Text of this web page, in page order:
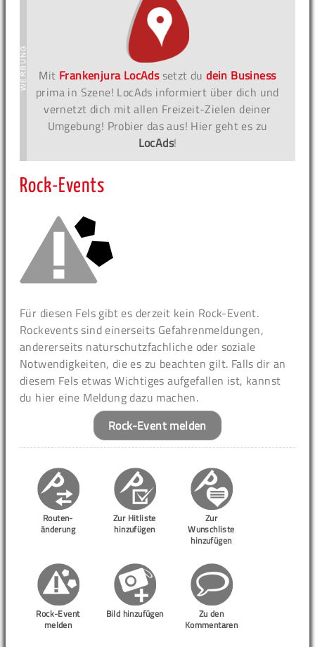
Mit Frankenjura LocAdssetzt dudein Business
prima in Szene! LocAds informiert über dich und
vernetzt dich mit allen Freizeit-Zielen deiner
Umgebung! Probier das aus! Hier geht es zu
LocAds!
Rock-Events
Für diesen Fels gibt es derzeit kein Rock-Event.
Rockevents sind einerseits Gefahrenmeldungen,
andererseits naturschutzfachliche oder soziale
Notwendigkeiten, die es zu beachten gilt. Falls dir an
diesem Fels etwas Wichtiges aufgefallen ist, kannst
du hier eine Meldung dazu machen.
Rock-Event melden
Routen-
änderung
Zur Hitliste
hinzufügen
Zur
Wunschliste
hinzufügen
Rock-Event
melden
Bild hinzufügen
Zu den
Kommentaren